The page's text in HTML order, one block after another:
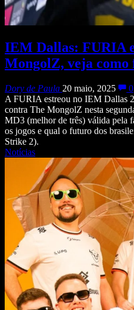
IEM Dallas: FURIA
MongolZ, veja como
Dory de Paula 20 maio, 2025
0
A FURIA estreou no IEM Dallas
contra The MongolZ nesta
MD3 (melhor de três) válida pela
os jogos e qual o futuro dos
Strike 2).
Notícias